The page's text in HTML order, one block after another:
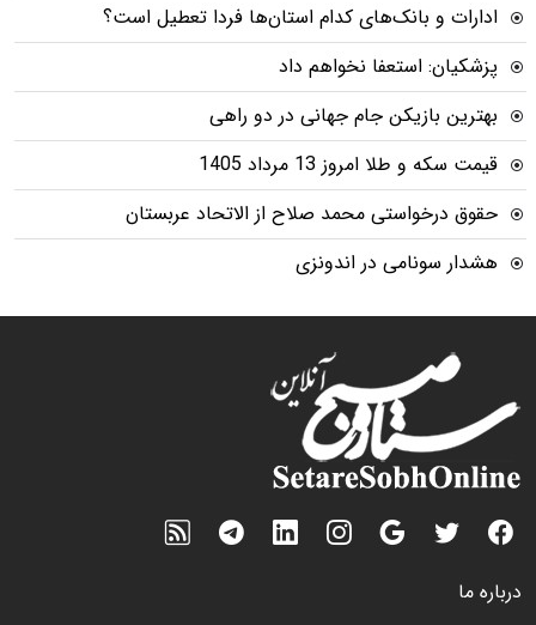
ادارات و بانک‌های کدام استان‌ها فردا تعطیل است؟
پزشکیان: استعفا نخواهم داد
بهترین بازیکن جام جهانی در دو راهی
قیمت سکه و طلا امروز 13 مرداد 1405
حقوق درخواستی محمد صلاح از الاتحاد عربستان
هشدار سونامی در اندونزی
درباره ما